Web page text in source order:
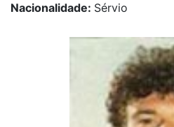
Nacionalidade: Sérvio